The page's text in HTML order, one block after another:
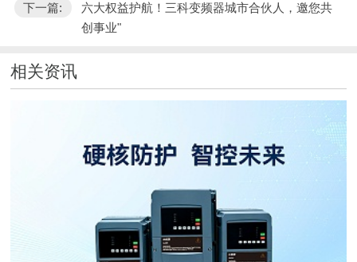
下一篇:
六大权益护航！三科变频器城市合伙人，邀您共
创事业"
相关资讯